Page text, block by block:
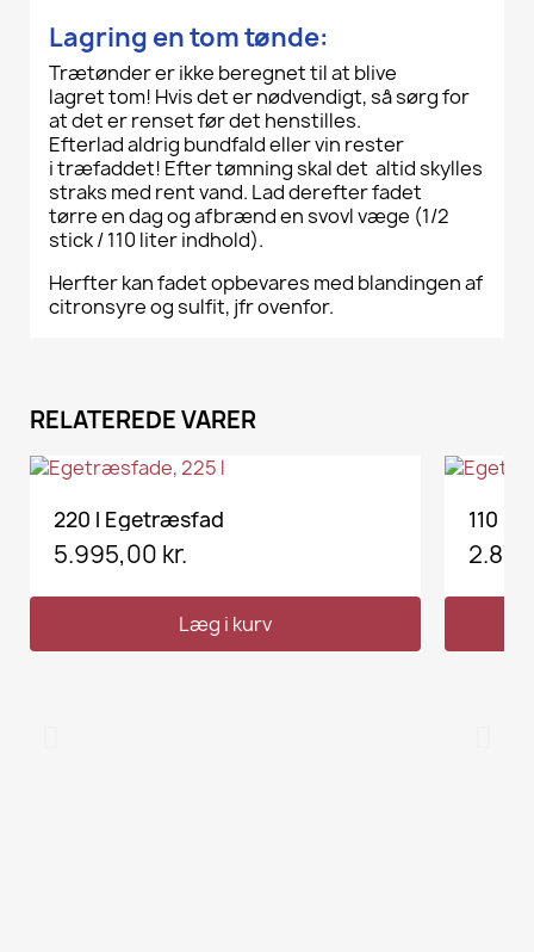
Lagring en tom tønde:
Trætønderer ikke beregnettil at blive
lagrettom! Hvis deternødvendigt, så sørg for
at det er renset før det henstilles.
Efterladaldrig bundfaldellervin rester
itræfaddet! Eftertømning skal det altidskylles
straks med rent vand. Ladderefter fadet
tørreen dag ogafbrænd ensvovlvæge (1/2
stick/110 literindhold).
Herfter kan fadet opbevares med blandingen af
citronsyre og sulfit, jfr ovenfor.
RELATEREDE VARER
VIS HER
220 l Egetræsfad
5.995,00 kr.
Læg i kurv
110 l